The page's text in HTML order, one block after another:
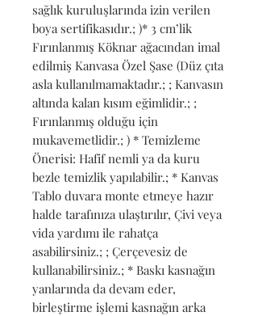
sağlık kuruluşlarında izin verilen
boya sertifikasıdır.; )* 3 cm’lik
Fırınlanmış Köknar ağacından imal
edilmiş Kanvasa Özel Şase (Düz çıta
asla kullanılmamaktadır.; ; Kanvasın
altında kalan kısım eğimlidir.; ;
Fırınlanmış olduğu için
mukavemetlidir.; ) * Temizleme
Önerisi: Hafif nemli ya da kuru
bezle temizlik yapılabilir.; * Kanvas
Tablo duvara monte etmeye hazır
halde tarafınıza ulaştırılır, Çivi veya
vida yardımı ile rahatça
asabilirsiniz.; ; Çerçevesiz de
kullanabilirsiniz.; * Baskı kasnağın
yanlarında da devam eder,
birleştirme işlemi kasnağın arka